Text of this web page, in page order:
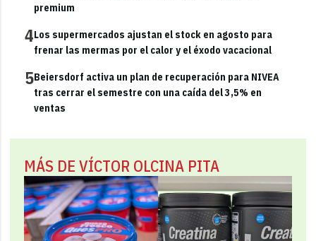
premium
4Los supermercados ajustan el stock en agosto para
frenar las mermas por el calor y el éxodo vacacional
5Beiersdorf activa un plan de recuperación para NIVEA
tras cerrar el semestre con una caída del 3,5% en
ventas
MÁS DE VÍCTOR OLCINA PITA